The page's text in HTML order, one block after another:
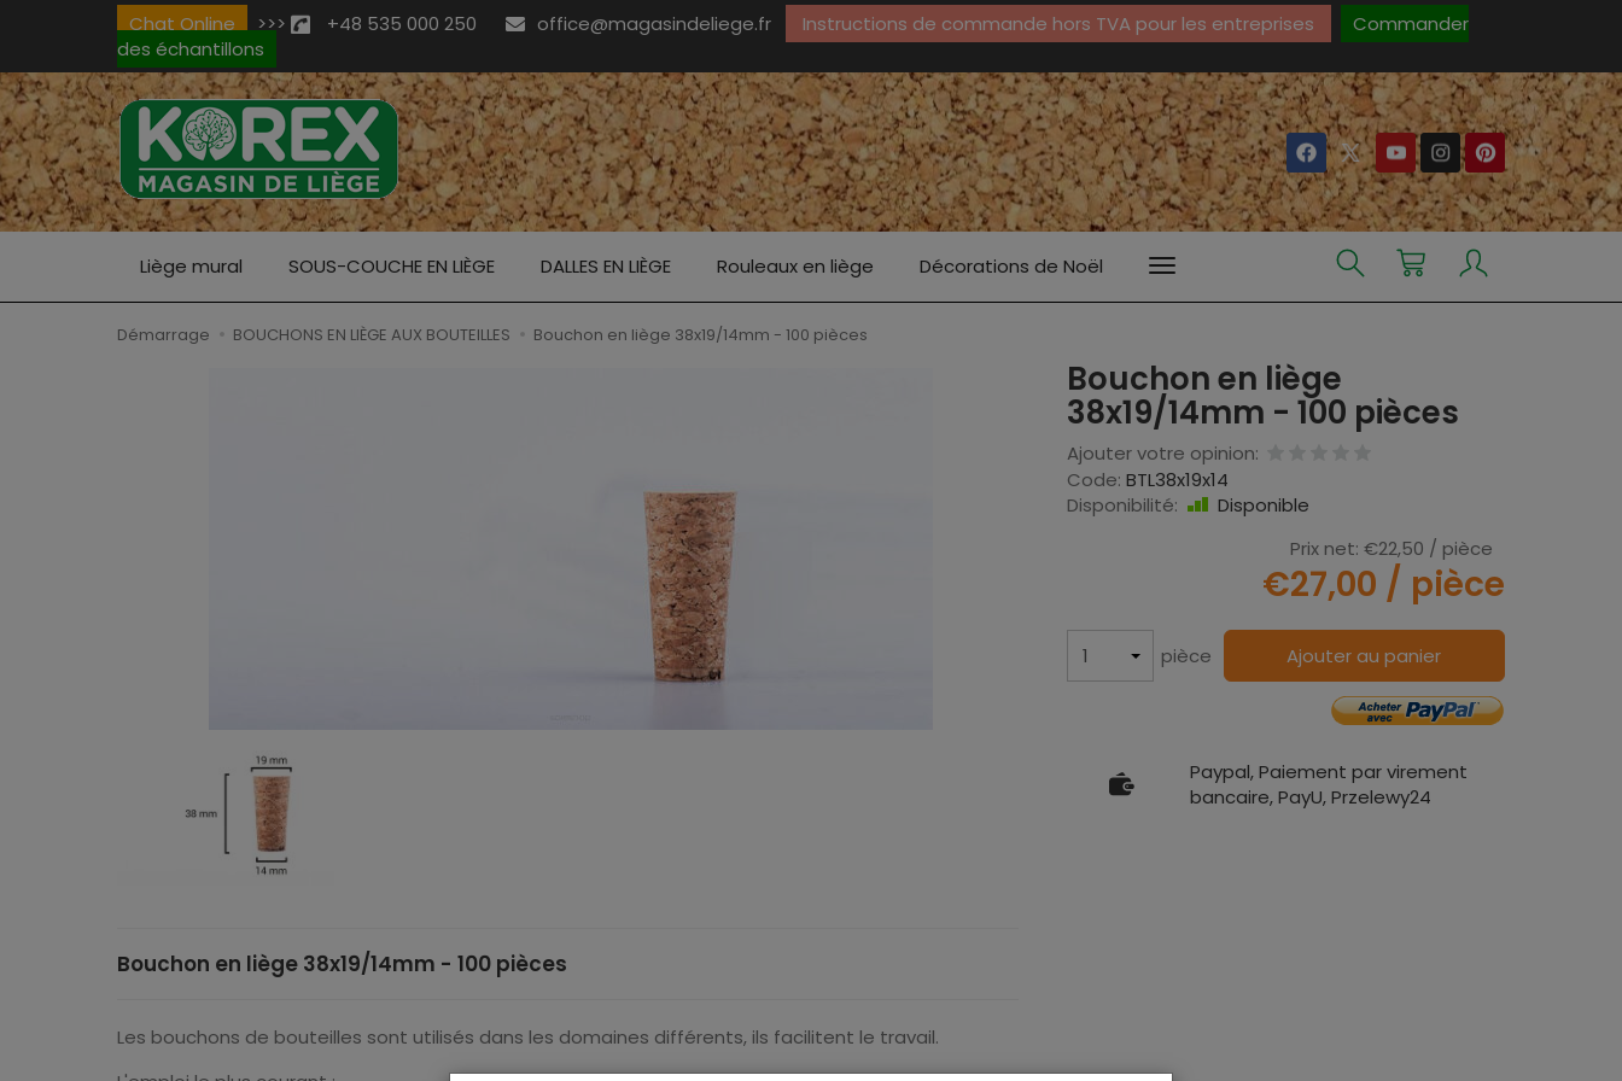
Chat Online >>> +48 535 000 250 office@magasindeliege.fr Instructions de commande hors TVA pour les entreprises
Commander
des échantillons
Liège mural SOUS-COUCHE EN LIÈGE DALLES EN LIÈGE Rouleaux en liège Décorations de Noël
Démarrage BOUCHONS EN LIÈGE AUX BOUTEILLES Bouchon en liège 38x19/14mm - 100 pièces
Bouchon en liège
38x19/14mm - 100 pièces
Ajouter votre opinion:
Code: BTL38x19x14
Disponibilité:
Disponible
Prix net: €22,50 / pièce
€27,00 / pièce
pièce Ajouter au panier
Paypal, Paiement par virement
bancaire, PayU, Przelewy24
Bouchon en liège 38x19/14mm - 100 pièces
Les bouchons de bouteilles sont utilisés dans les domaines différents, ils facilitent le travail.